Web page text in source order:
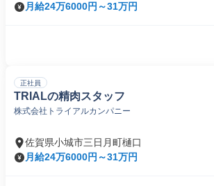
月給24万6000円～31万円
正社員
TRIALの精肉スタッフ
株式会社トライアルカンパニー
佐賀県小城市三日月町樋口
月給24万6000円～31万円